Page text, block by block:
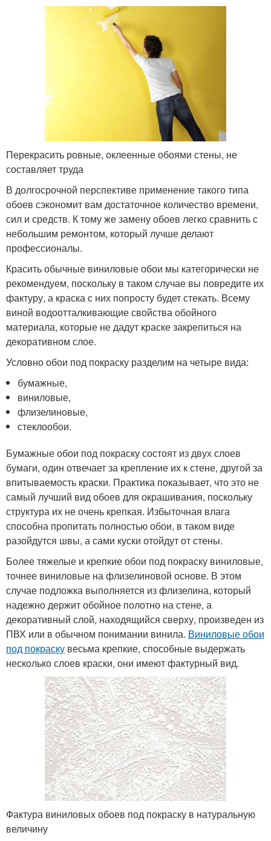
Перекрасить ровные, оклеенные обоями стены, не
составляет труда
В долгосрочной перспективе применение такого типа
обоев сэкономит вам достаточное количество времени,
сил и средств. К тому же замену обоев легко сравнить с
небольшим ремонтом, который лучше делают
профессионалы.
Красить обычные виниловые обои мы категорически не
рекомендуем, поскольку в таком случае вы повредите их
фактуру, а краска с них попросту будет стекать. Всему
виной водоотталкивающие свойства обойного
материала, которые не дадут краске закрепиться на
декоративном слое.
Условно обои под покраску разделим на четыре вида:
бумажные,
виниловые,
флизелиновые,
стеклообои.
Бумажные обои под покраску состоят из двух слоев
бумаги, один отвечает за крепление их к стене, другой за
впитываемость краски. Практика показывает, что это не
самый лучший вид обоев для окрашивания, поскольку
структура их не очень крепкая. Избыточная влага
способна пропитать полностью обои, в таком виде
разойдутся швы, а сами куски отойдут от стены.
Более тяжелые и крепкие обои под покраску виниловые,
точнее виниловые на флизелиновой основе. В этом
случае подложка выполняется из флизелина, который
надежно держит обойное полотно на стене, а
декоративный слой, находящийся сверху, произведен из
ПВХ или в обычном понимании винила. Виниловые обои
под покраску весьма крепкие, способные выдержать
несколько слоев краски, они имеют фактурный вид.
Фактура виниловых обоев под покраску в натуральную
величину